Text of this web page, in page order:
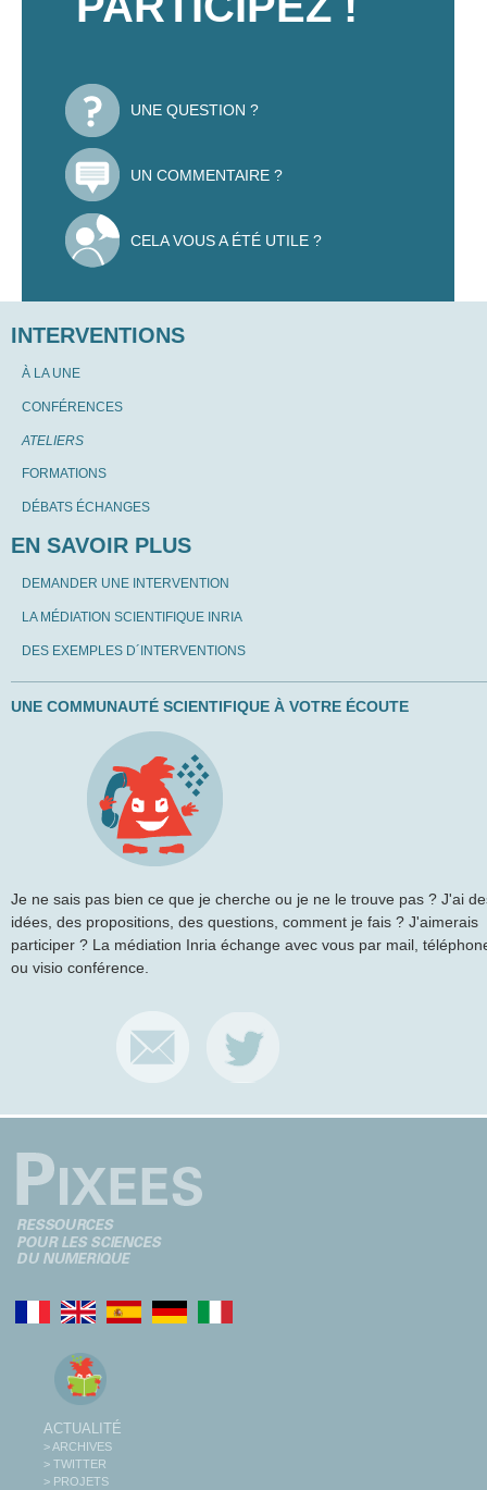
UNE QUESTION ?
UN COMMENTAIRE ?
CELA VOUS A ÉTÉ UTILE ?
INTERVENTIONS
À LA UNE
CONFÉRENCES
ATELIERS
FORMATIONS
DÉBATS ÉCHANGES
EN SAVOIR PLUS
DEMANDER UNE INTERVENTION
LA MÉDIATION SCIENTIFIQUE INRIA
DES EXEMPLES D´INTERVENTIONS
UNE COMMUNAUTÉ SCIENTIFIQUE À VOTRE ÉCOUTE
Je ne sais pas bien ce que je cherche ou je ne le trouve pas ? J'ai
idées, des propositions, des questions, comment je fais ? J'aimerais
participer ? La médiation Inria échange avec vous par mail,
ou visio conférence.
ACTUALITÉ
> ARCHIVES
> TWITTER
> PROJETS